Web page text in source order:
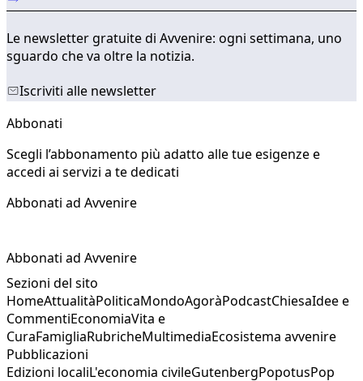
Le newsletter gratuite di Avvenire: ogni settimana, uno
sguardo che va oltre la notizia.
Iscriviti alle newsletter
Abbonati
Scegli l’abbonamento più adatto alle tue esigenze e
accedi ai servizi a te dedicati
Abbonati ad Avvenire
Abbonati ad Avvenire
Sezioni del sito
HomeAttualitàPoliticaMondoAgoràPodcastChiesaIdee e
CommentiEconomiaVita e
CuraFamigliaRubricheMultimediaEcosistema avvenire
Pubblicazioni
Edizioni localiL'economia civileGutenbergPopotusPop